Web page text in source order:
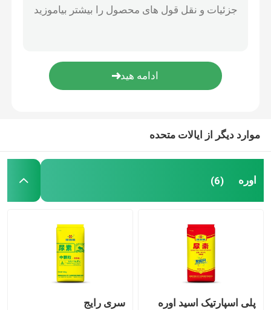
پلاستیک POM
اسید هومیک
موارد دیگر از ایالات متحده
اوره (6)
پلی اسپارتیک اسید اوره سری رایج